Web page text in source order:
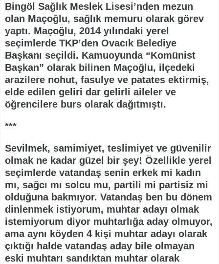
Bingöl Sağlık Meslek Lisesi’nden mezun
olan Maçoğlu, sağlık memuru olarak görev
yaptı. Maçoğlu, 2014 yılındaki yerel
seçimlerde TKP’den Ovacık Belediye
Başkanı seçildi. Kamuoyunda “Komünist
Başkan” olarak bilinen Maçoğlu, ilçedeki
arazilere nohut, fasulye ve patates ektirmiş,
elde edilen geliri dar gelirli aileler ve
öğrencilere burs olarak dağıtmıştı.
***
Sevilmek, samimiyet, teslimiyet ve güvenilir
olmak ne kadar güzel bir şey! Özellikle yerel
seçimlerde vatandaş senin erkek mi kadın
mı, sağcı mı solcu mu, partili mi partisiz mi
olduğuna bakmıyor. Vatandaş ben bu dönem
dinlenmek istiyorum, muhtar adayı olmak
istemiyorum diyor muhtarlığa aday olmuyor,
ama aynı köyden 4 kişi muhtar adayı olarak
çıktığı halde vatandaş aday bile olmayan
eski muhtarı sandıktan muhtar olarak